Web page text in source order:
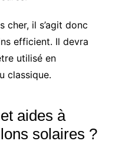
cher, il s’agit donc
efficient. Il devra
utilisé en
classique.
aides à
solaires ?